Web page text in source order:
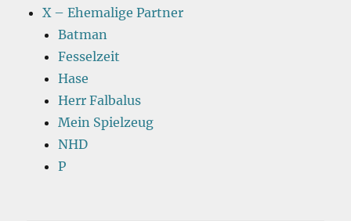
X – Ehemalige Partner
Batman
Fesselzeit
Hase
Herr Falbalus
Mein Spielzeug
NHD
P